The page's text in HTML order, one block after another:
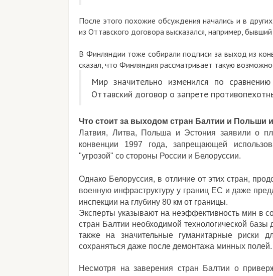
После этого похожие обсуждения начались и в
из Оттавского договора высказался, например,
В Финляндии тоже собирали подписи за выход из
сказал, что Финляндия рассматривает такую
Мир значительно изменился по
Оттавский договор о запрете
Что стоит за выходом стран Балтии и Польши
Латвия, Литва, Польша и Эстония заявили о
конвенции 1997 года, запрещающей
"угрозой" со стороны России и Белоруссии.
Однако Белоруссия, в отличие от этих стран,
военную инфраструктуру у границ ЕС и даже
инспекции на глубину 80 км от границы.
Эксперты указывают на неэффективность мин в
стран Балтии необходимой технологической
также на значительные гуманитарные риски
сохраняться даже после демонтажа минных полей.
Несмотря на заверения стран Балтии о